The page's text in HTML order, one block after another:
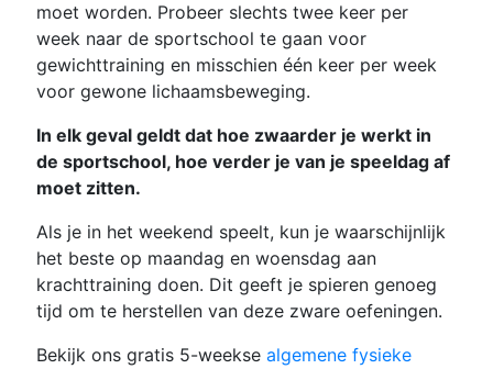
moet worden. Probeer slechts twee keer per
week naar de sportschool te gaan voor
gewichttraining en misschien één keer per week
voor gewone lichaamsbeweging.
In elk geval geldt dat hoe zwaarder je werkt in
de sportschool, hoe verder je van je speeldag af
moet zitten.
Als je in het weekend speelt, kun je waarschijnlijk
het beste op maandag en woensdag aan
krachttraining doen. Dit geeft je spieren genoeg
tijd om te herstellen van deze zware oefeningen.
Bekijk ons gratis 5-weekse algemene fysieke